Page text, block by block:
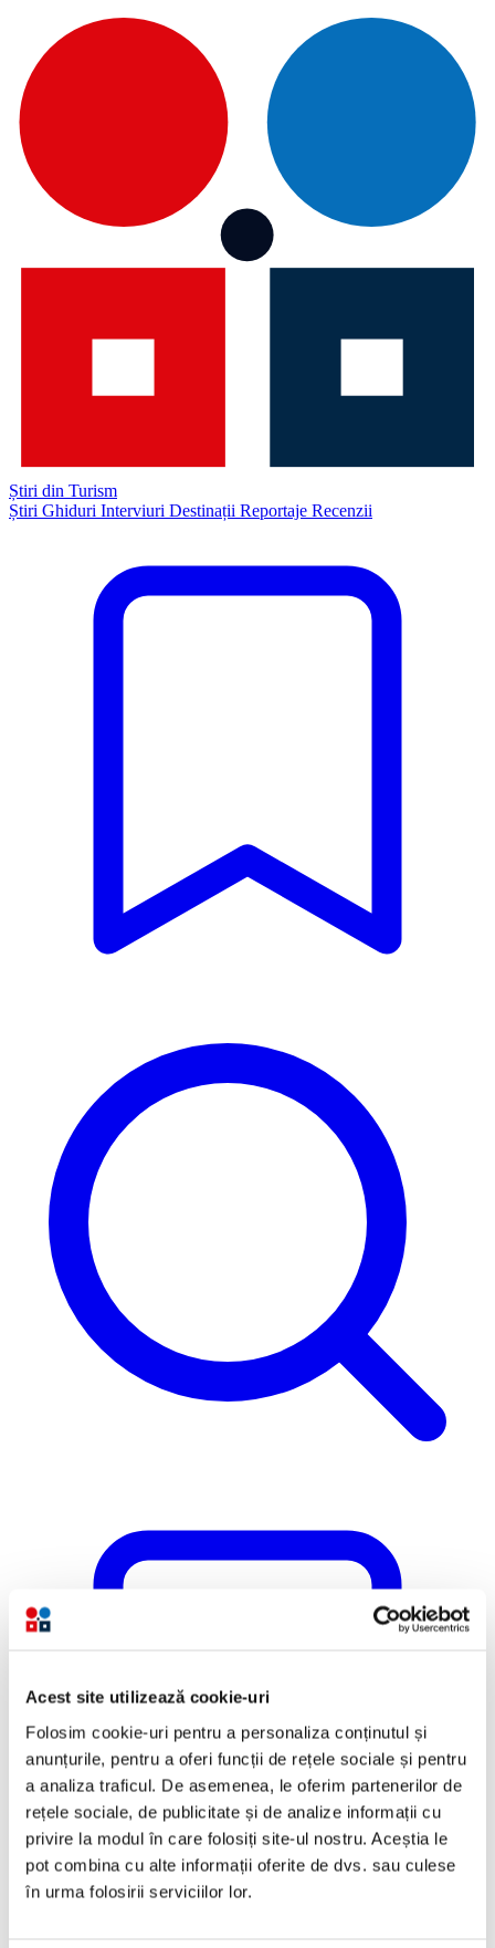
Acest site utilizează cookie-uri
Folosim cookie-uri pentru a personaliza conținutul și
anunțurile, pentru a oferi funcții de rețele sociale și pentru
a analiza traficul. De asemenea, le oferim partenerilor de
rețele sociale, de publicitate și de analize informații cu
privire la modul în care folosiți site-ul nostru. Aceștia le
pot combina cu alte informații oferite de dvs. sau culese
în urma folosirii serviciilor lor.
Știri din Turism
Știri Ghiduri Interviuri Destinații Reportaje Recenzii